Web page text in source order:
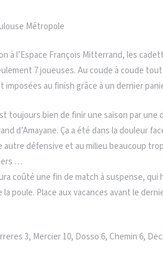
Métropole
à l’Espace François Mitterrand, les
7 joueuses. Au coude à coude
imposées au finish grâce à un dernier
toujours bien de finir une saison par une
d’Amayane. Ça a été dans la douleur
défensive et au milieu beaucoup
…
coûté une fin de match à suspense,
poule. Place aux vacances avant le
3, Mercier 10, Dosso 6, Chemin 6,